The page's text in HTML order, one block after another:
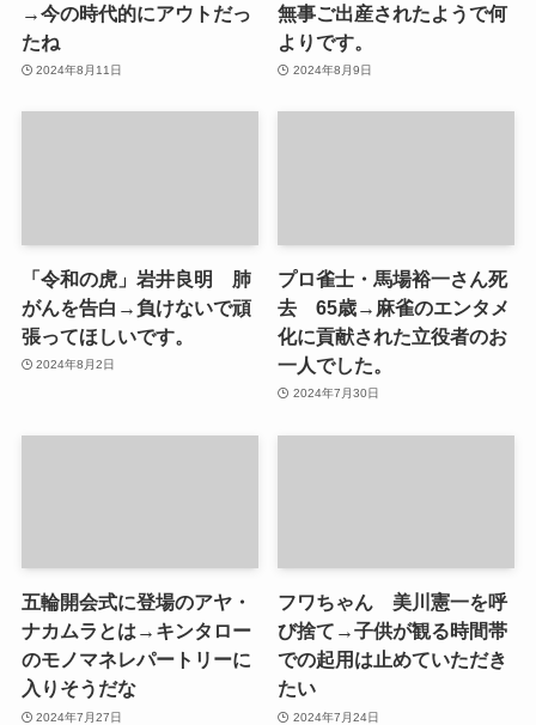
→今の時代的にアウトだっ
たね
2024年8月11日
無事ご出産されたようで何
よりです。
2024年8月9日
「令和の虎」岩井良明 肺
がんを告白→負けないで頑
張ってほしいです。
2024年8月2日
プロ雀士・馬場裕一さん死
去 65歳→麻雀のエンタメ
化に貢献された立役者のお
一人でした。
2024年7月30日
五輪開会式に登場のアヤ・
ナカムラとは→キンタロー
のモノマネレパートリーに
入りそうだな
2024年7月27日
フワちゃん 美川憲一を呼
び捨て→子供が観る時間帯
での起用は止めていただき
たい
2024年7月24日